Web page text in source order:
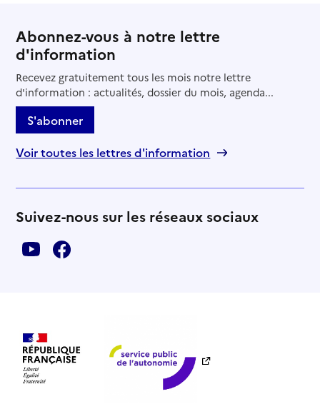
Abonnez-vous à notre lettre
d'information
Recevez gratuitement tous les mois notre lettre
d'information : actualités, dossier du mois, agenda...
S'abonner
Voir toutes les lettres d'information
Suivez-nous sur les réseaux sociaux